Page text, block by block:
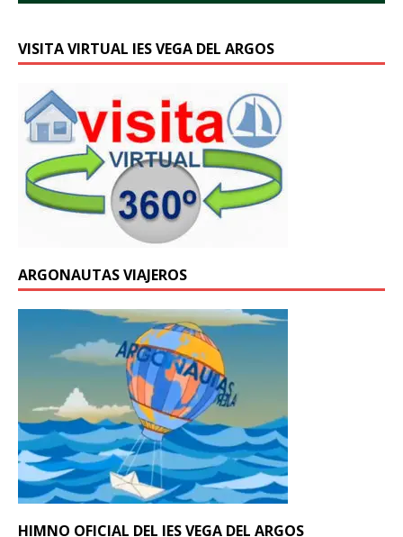
VISITA VIRTUAL IES VEGA DEL ARGOS
ARGONAUTAS VIAJEROS
HIMNO OFICIAL DEL IES VEGA DEL ARGOS